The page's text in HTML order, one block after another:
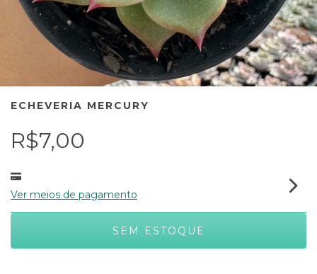
ECHEVERIA MERCURY
R$7,00
Ver meios de pagamento